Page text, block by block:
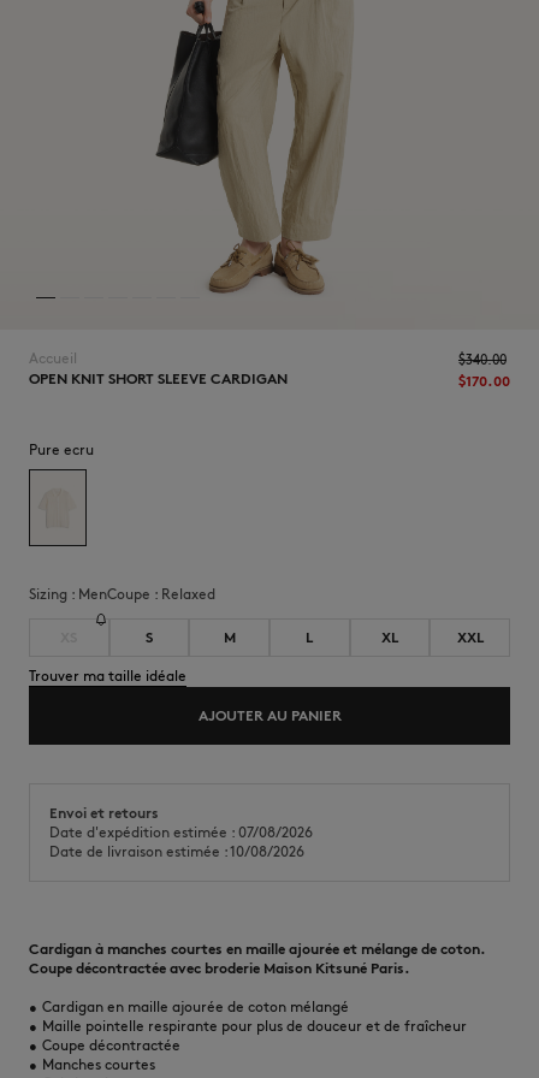
Accueil
OPEN KNIT SHORT SLEEVE CARDIGAN
$‌170.00
$‌340.00
Pure ecru
Sizing : menCoupe : relaxed
S M L XL XXL
Trouver ma taille idéale
AJOUTER AU PANIER
Envoi et retours
Date d'expédition estimée : 07/08/2026
Date de livraison estimée : 10/08/2026
Cardigan à manches courtes en maille ajourée et mélange de coton.
Coupe décontractée avec broderie Maison Kitsuné Paris.
• Cardigan en maille ajourée de coton mélangé
• Maille pointelle respirante pour plus de douceur et de fraîcheur
• Coupe décontractée
• Manches courtes